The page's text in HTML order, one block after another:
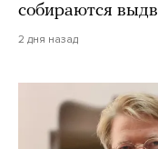
собираются
2 дня назад